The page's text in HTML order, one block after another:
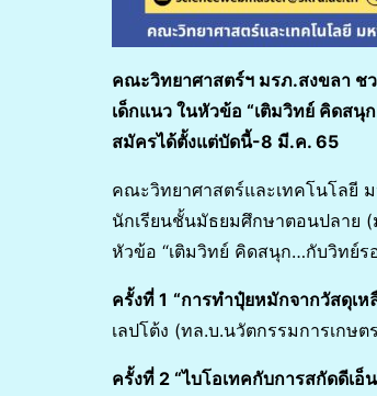
คณะวิทยาศาสตร์ฯ มรภ.สงขลา ช
เด็กแนว ในหัวข้อ “เติมวิทย์ คิดสนุ
สมัครได้ตั้งแต่บัดนี้-8 มี.ค. 65
คณะวิทยาศาสตร์และเทคโนโลยี
นักเรียนชั้นมัธยมศึกษาตอนปลาย
หัวข้อ “เติมวิทย์ คิดสนุก…กับวิทย์ร
ครั้งที่ 1 “การทำปุ๋ยหมักจากวัสดุเห
เลปโต้ง (ทล.บ.นวัตกรรมการเกษต
ครั้งที่ 2 “ไบโอเทคกับการสกัดดีเอ็น